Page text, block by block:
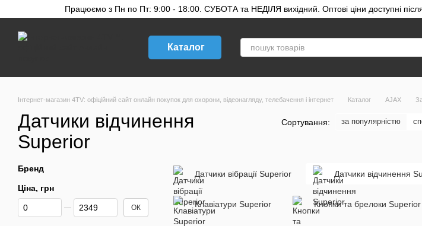
Перейти до основного контенту
Працюємо з Пн по Пт: 9:00 - 18:00. СУБОТА та НЕДІЛЯ вихідний. Оптові ціни доступні
Каталог
Інтернет-магазин 4TV: офіційний сайт онлайн покупок для охорони, відеонагляду, телебачення і інтернет Каталог AJAX
Датчики відчинення
Superior
Сортування: за популярністю
Датчики вібрації Superior Датчики відчинення
Клавіатури Superior Кнопки та брелоки Superior
Бренд
Ціна, грн
Від Ціна, грн
До Ціна, грн ОК